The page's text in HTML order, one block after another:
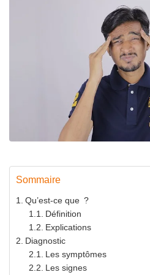
Sommaire
Qu’est-ce que ?
Définition
Explications
Diagnostic
Les symptômes
Les signes